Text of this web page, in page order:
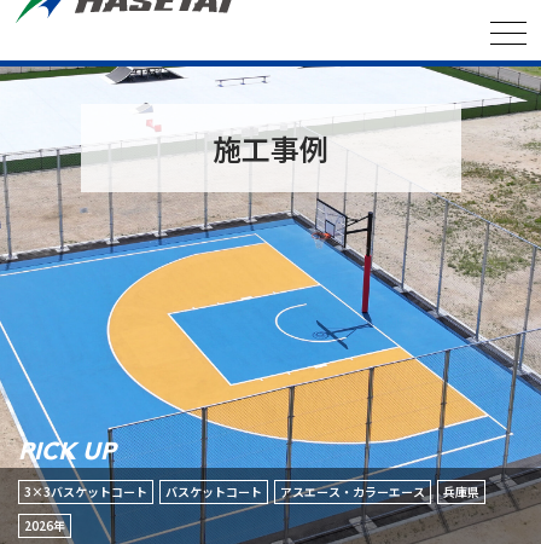
施工事例
PICK UP
3×3バスケットコート バスケットコート アスエース・カラーエース
兵庫県
2026年